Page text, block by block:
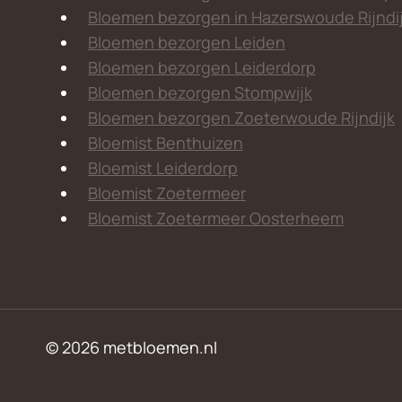
Bloemen bezorgen in Hazerswoude
Bloemen bezorgen Leiden
Bloemen bezorgen Leiderdorp
Bloemen bezorgen Stompwijk
Bloemen bezorgen Zoeterwoude Rijndijk
Bloemist Benthuizen
Bloemist Leiderdorp
Bloemist Zoetermeer
Bloemist Zoetermeer Oosterheem
© 2026 metbloemen.nl